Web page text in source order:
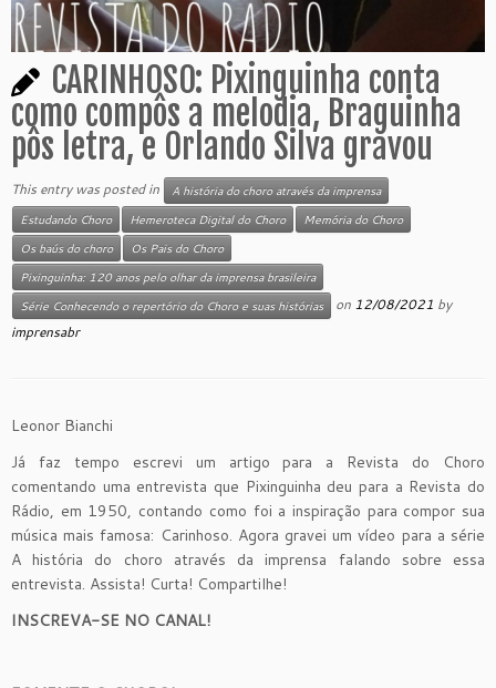
CARINHOSO: Pixinguinha conta
como compôs a melodia, Braguinha
pôs letra, e Orlando Silva gravou
This entry was posted in
A história do choro através da imprensa
Estudando Choro
Hemeroteca Digital do Choro
Memória do Choro
Os baús do choro
Os Pais do Choro
Pixinguinha: 120 anos pelo olhar da imprensa brasileira
Série Conhecendo o repertório do Choro e suas histórias
on 12/08/2021 by
imprensabr
Leonor Bianchi
Já faz tempo escrevi um artigo para a Revista do Choro
comentando uma entrevista que Pixinguinha deu para a Revista do
Rádio, em 1950, contando como foi a inspiração para compor sua
música mais famosa: Carinhoso. Agora gravei um vídeo para a série
A história do choro através da imprensa falando sobre essa
entrevista. Assista! Curta! Compartilhe!
INSCREVA-SE NO CANAL!